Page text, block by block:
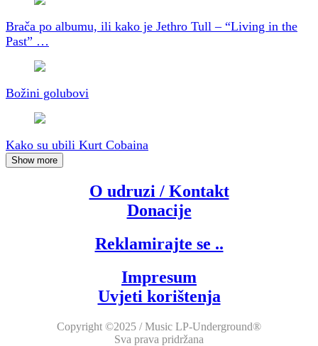
Brača po albumu, ili kako je Jethro Tull – “Living in the
Past” …
Božini golubovi
Kako su ubili Kurt Cobaina
Show more
O udruzi / Kontakt
Donacije
Reklamirajte se ..
Impresum
Uvjeti korištenja
Copyright ©2025 / Music LP-Underground®
Sva prava pridržana